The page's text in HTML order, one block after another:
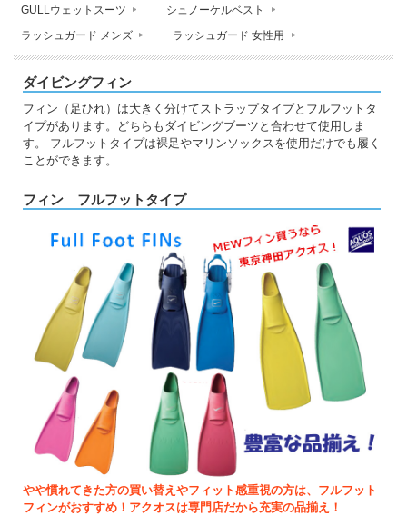
GULLウェットスーツ シュノーケルベスト
ラッシュガード メンズ ラッシュガード 女性用
ダイビングフィン
フィン（足ひれ）は大きく分けてストラップタイプとフルフットタ
イプがあります。どちらもダイビングブーツと合わせて使用しま
す。 フルフットタイプは裸足やマリンソックスを使用だけでも履く
ことができます。
フィン フルフットタイプ
やや慣れてきた方の買い替えやフィット感重視の方は、フルフット
フィンがおすすめ！アクオスは専門店だから充実の品揃え！